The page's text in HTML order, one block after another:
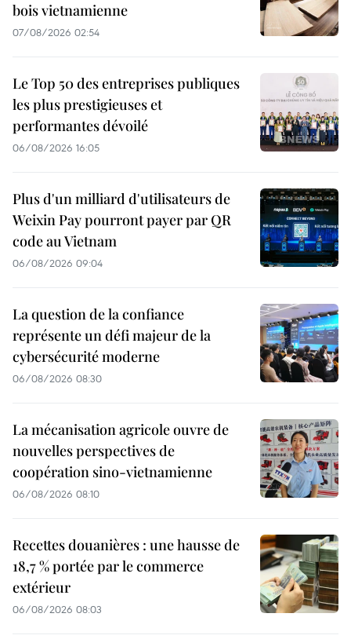
bois vietnamienne
07/08/2026 02:54
Le Top 50 des entreprises publiques
les plus prestigieuses et
performantes dévoilé
06/08/2026 16:05
Plus d'un milliard d'utilisateurs de
Weixin Pay pourront payer par QR
code au Vietnam
06/08/2026 09:04
La question de la confiance
représente un défi majeur de la
cybersécurité moderne
06/08/2026 08:30
La mécanisation agricole ouvre de
nouvelles perspectives de
coopération sino-vietnamienne
06/08/2026 08:10
Recettes douanières : une hausse de
18,7 % portée par le commerce
extérieur
06/08/2026 08:03